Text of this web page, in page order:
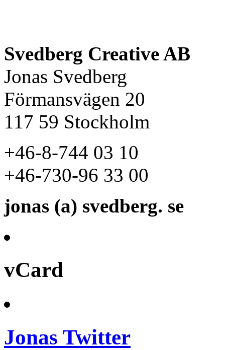
Svedberg Creative AB
Jonas Svedberg
Förmansvägen 20
117 59 Stockholm
+46-8-744 03 10
+46-730-96 33 00
jonas (a) svedberg. se
vCard
Jonas Twitter